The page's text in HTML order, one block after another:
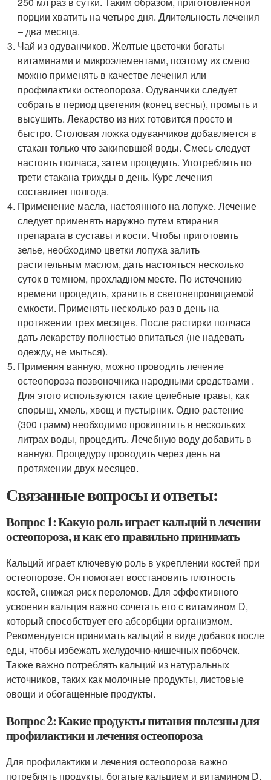
порции хватить на четыре дня. Длительность лечения
– два месяца.
Чай из одуванчиков. Желтые цветочки богаты
витаминами и микроэлементами, поэтому их смело
можно применять в качестве лечения или
профилактики остеопороза. Одуванчики следует
собрать в период цветения (конец весны), промыть и
высушить. Лекарство из них готовится просто и
быстро. Столовая ложка одуванчиков добавляется в
стакан только что закипевшей воды. Смесь следует
настоять полчаса, затем процедить. Употреблять по
трети стакана трижды в день. Курс лечения
составляет полгода.
Применение масла, настоянного на лопухе. Лечение
следует применять наружно путем втирания
препарата в суставы и кости. Чтобы приготовить
зелье, необходимо цветки лопуха залить
растительным маслом, дать настояться несколько
суток в темном, прохладном месте. По истечению
времени процедить, хранить в светонепроницаемой
емкости. Применять несколько раз в день на
протяжении трех месяцев. После растирки полчаса
дать лекарству полностью впитаться (не надевать
одежду, не мыться).
Применяя ванную, можно проводить лечение
остеопороза позвоночника народными средствами .
Для этого используются такие целебные травы, как
спорыш, хмель, хвощ и пустырник. Одно растение
(300 грамм) необходимо прокипятить в нескольких
литрах воды, процедить. Лечебную воду добавить в
ванную. Процедуру проводить через день на
протяжении двух месяцев.
Связанные вопросы и ответы:
Вопрос 1: Какую роль играет кальций в лечении
остеопороза, и как его правильно принимать
Кальций играет ключевую роль в укреплении костей при
остеопорозе. Он помогает восстановить плотность
костей, снижая риск переломов. Для эффективного
усвоения кальция важно сочетать его с витамином D,
который способствует его абсорбции организмом.
Рекомендуется принимать кальций в виде добавок после
еды, чтобы избежать желудочно-кишечных побочек.
Также важно потреблять кальций из натуральных
источников, таких как молочные продукты, листовые
овощи и обогащенные продукты.
Вопрос 2: Какие продукты питания полезны для
профилактики и лечения остеопороза
Для профилактики и лечения остеопороза важно
потреблять продукты, богатые кальцием и витамином D.